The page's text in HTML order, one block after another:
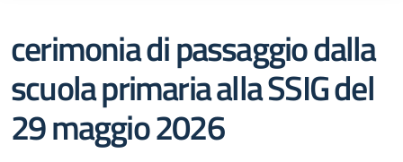
cerimonia di passaggio dalla
scuola primaria alla SSIG del
29 maggio 2026